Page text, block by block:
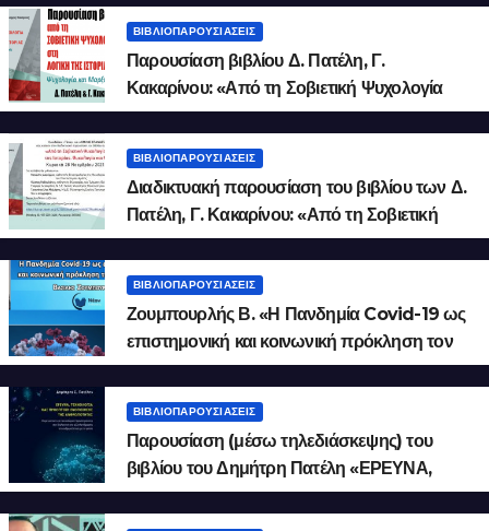
ΒΙΒΛΙΟΠΑΡΟΥΣΙΆΣΕΙΣ
Παρουσίαση βιβλίου Δ. Πατέλη, Γ.
Κακαρίνου: «Από τη Σοβιετική Ψυχολογία
στη Λογική της Ιστορίας» 1/2
ΒΙΒΛΙΟΠΑΡΟΥΣΙΆΣΕΙΣ
Διαδικτυακή παρουσίαση του βιβλίου των Δ.
Πατέλη, Γ. Κακαρίνου: «Από τη Σοβιετική
Ψυχολογία στη Λογική της Ιστορίας».
ΒΙΒΛΙΟΠΑΡΟΥΣΙΆΣΕΙΣ
Ζουμπουρλής Β. «Η Πανδημία Covid-19 ως
επιστημονική και κοινωνική πρόκληση τον
21ο αιώνα».
ΒΙΒΛΙΟΠΑΡΟΥΣΙΆΣΕΙΣ
Παρουσίαση (μέσω τηλεδιάσκεψης) του
βιβλίου του Δημήτρη Πατέλη «ΕΡΕΥΝΑ,
ΤΕΧΝΟΛΟΓΙΑ ΚΑΙ ΠΡΟΟΠΤΙΚΗ